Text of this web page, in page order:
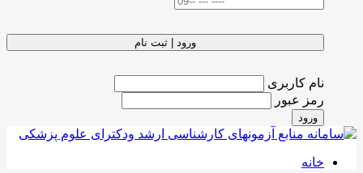
ورود | ثبت نام
نام کاربری
رمز عبور
ورود
خانه